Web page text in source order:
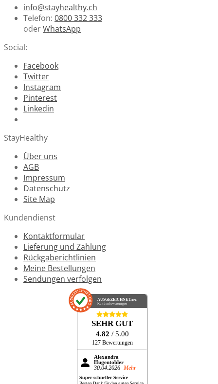
info@stayhealthy.ch
Telefon: 0800 332 333
oderWhatsApp
Social:
Facebook
Twitter
Instagram
Pinterest
Linkedin
StayHealthy
Über uns
AGB
Impressum
Datenschutz
Site Map
Kundendienst
Kontaktformular
Lieferung und Zahlung
Rückgaberichtlinien
Meine Bestellungen
Sendungen verfolgen
AUSGEZEICHNET .org
Kundenbewertungen
SEHR GUT
4.82 / 5.00
127 Bewertungen
Alexandra
Hugentobler
30.04.2026 Mehr
Super schneller Service